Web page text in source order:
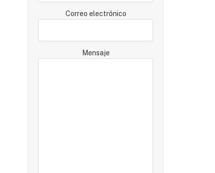
Correo electrónico
Mensaje